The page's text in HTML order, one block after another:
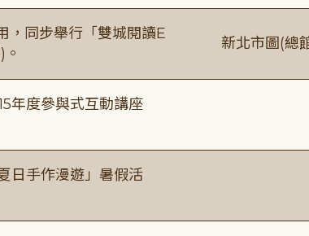
，同步舉行「雙城閱讀E
新北市圖(總
年度參與式互動講座
日手作漫遊」暑假活